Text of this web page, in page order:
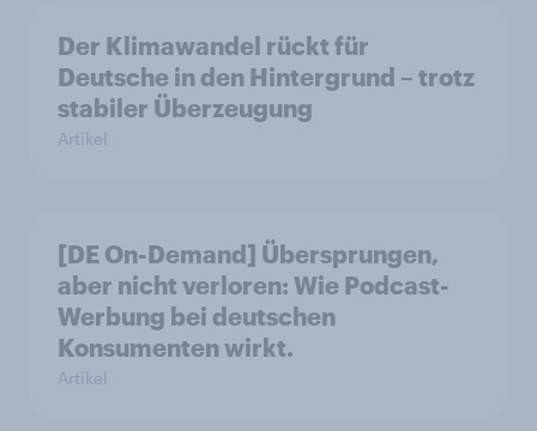
Der Klimawandel rückt für
Deutsche in den Hintergrund – trotz
stabiler Überzeugung
Artikel
[DE On-Demand] Übersprungen,
aber nicht verloren: Wie Podcast-
Werbung bei deutschen
Konsumenten wirkt.
Artikel